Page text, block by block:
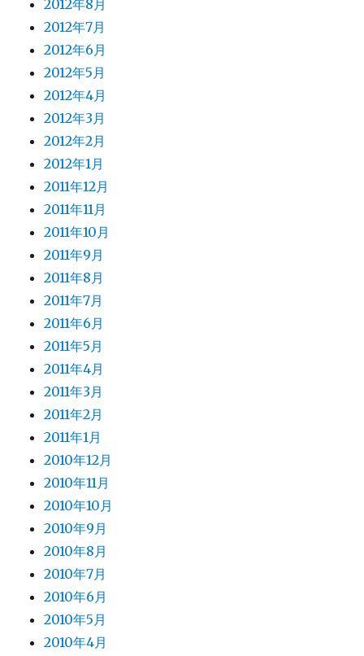
2012年8月
2012年7月
2012年6月
2012年5月
2012年4月
2012年3月
2012年2月
2012年1月
2011年12月
2011年11月
2011年10月
2011年9月
2011年8月
2011年7月
2011年6月
2011年5月
2011年4月
2011年3月
2011年2月
2011年1月
2010年12月
2010年11月
2010年10月
2010年9月
2010年8月
2010年7月
2010年6月
2010年5月
2010年4月